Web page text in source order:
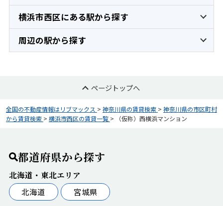
横浜市西区にある駅から探す
周辺の駅から探す
ページトップへ
全国の不動産情報はリブマックス > 神奈川県の賃貸検索 > 神奈川県の市区町村
から賃貸検索 > 横浜市西区の賃貸一覧 > （仮称）西横浜マンション
都道府県から探す
北海道・東北エリア
北海道
宮城県